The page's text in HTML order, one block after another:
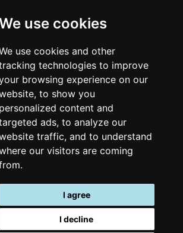
use cookies
use cookies and other
technologies to improve
browsing experience on our
to show you
personalized content and
ads, to analyze our
traffic, and to understand
our visitors are coming
I agree
I decline